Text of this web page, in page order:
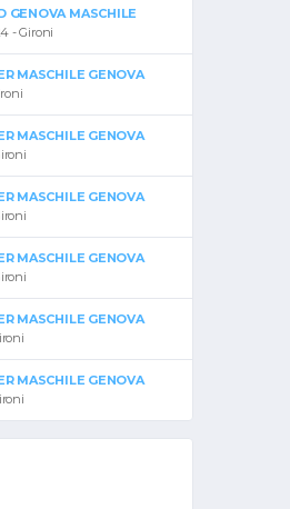
GENOVA MASCHILE
- Gironi
MASCHILE GENOVA
MASCHILE GENOVA
MASCHILE GENOVA
MASCHILE GENOVA
MASCHILE GENOVA
MASCHILE GENOVA